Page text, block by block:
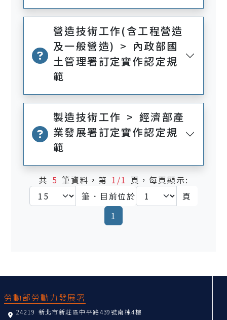
營造技術工作(含工程營造
及一般營造) > 內政部國
土管理署訂定實作認定規
範
製造技術工作 > 經濟部產
業發展署訂定實作認定規
範
共 5筆資料，第 1/1 頁，每頁顯示:
筆．目前位於
頁
1
勞動部勞動力發展署
24219 新北市新莊區中平路439號南棟4樓